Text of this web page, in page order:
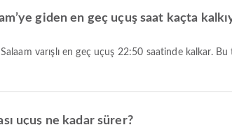
giden en geç uçuş saat kaçta
uçuş ne kadar sürer?